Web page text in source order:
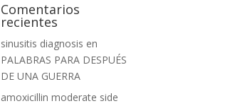
Comentarios
recientes
sinusitis diagnosis en
PALABRAS PARA DESPUÉS
DE UNA GUERRA
amoxicillin moderate side